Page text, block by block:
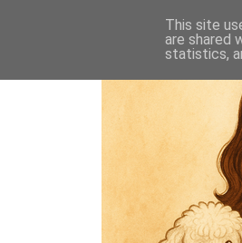
This site
are shared
statistics,